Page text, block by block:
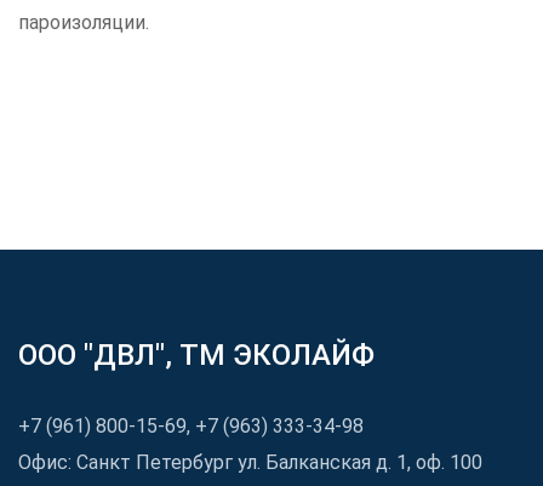
пароизоляции.
ООО "ДВЛ", TM ЭКОЛАЙФ
+7 (961) 800-15-69, +7 (963) 333-34-98
Офис: Санкт Петербург ул. Балканская д. 1, оф. 100